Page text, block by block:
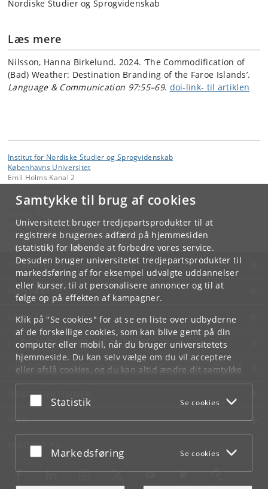
Samtykke til brug af cookies
Universitetet bruger tredjepartsprodukter til at
registrere brugernes adfærd på hjemmesiden
(statistik) for løbende at forbedre vores service.
Desuden bruger universitetet tredjepartsprodukter til
markedsføring af for eksempel udvalgte uddannelser
eller kurser, til at personalisere annoncer og til at
følge op på effekten af kampagner.
Klik på "Se cookies" for at se en liste over udbyderne
af de forskellige cookies, som kan blive gemt på din
computer eller mobil, når du bruger universitetets
hjemmeside. Du kan selv vælge om du vil acceptere
eller afslå cookies, og du kan altid ændre dit samtykke
underCookie- og privatlivspolitiksom du finder i
bunden af hver side.
Acceptér eller afslå
Statistik Se cookies
Acceptér eller afslå
Markedsføring Se cookies
Nordiske Studier og Sprogvidenskab
Læs mere
Nilsson, Hanna Birkelund. 2024. ‘The Commodification of
(Bad) Weather: Destination Branding of the Faroe Islands’.
Language & Communication 97:55–69. doi-link- til artiklen
Institut for Nordiske Studier og Sprogvidenskab
Københavns Universitet
Emil Holms Kanal 2
Malene Monka
KØBENHAVNS UNIVERSITET
KONTAKT
SERVICES
FOR STUDERENDE OG ANSATTE
JOB OG KARRIERE
NØDSITUATIONER
WEB
MØD KU PÅ